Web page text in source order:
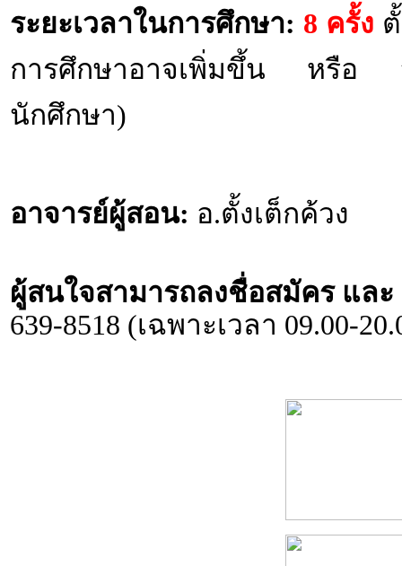
ระยะเวลาในการศึกษา: 8 ครั้ง
การศึกษาอาจเพิ่มขึ้น หรือ
นักศึกษา)
อาจารย์ผู้สอน: อ.ตั้งเต็กค้วง
ผู้สนใจสามารถลงชื่อสมัคร แล
639-8518 (เฉพาะเวลา 09.00-